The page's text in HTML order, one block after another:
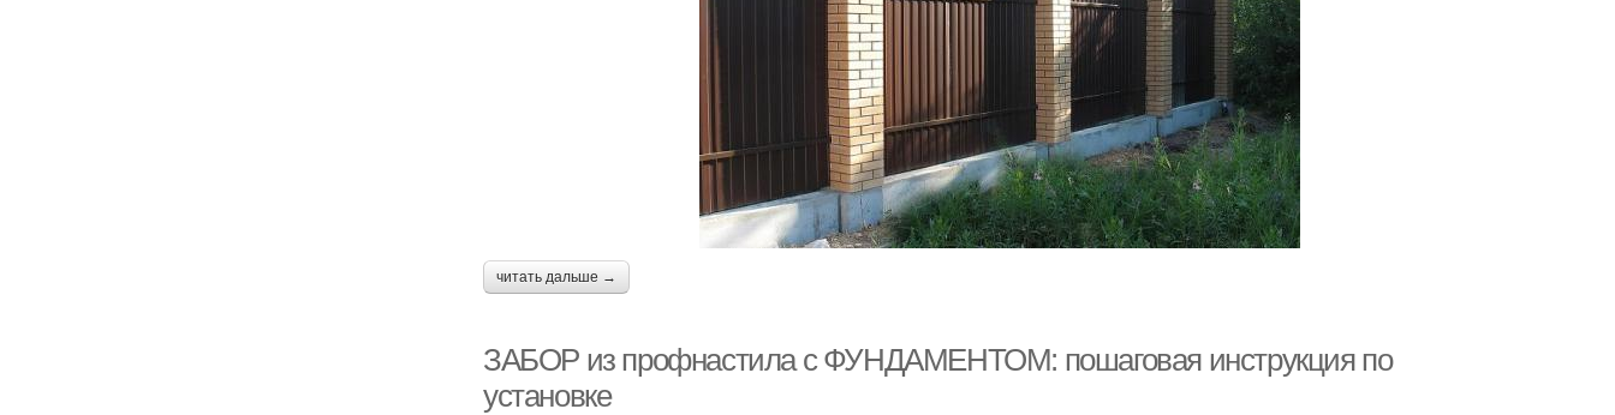
читать дальше →
ЗАБОР из профнастила с ФУНДАМЕНТОМ: пошаговая инструкция по
установке